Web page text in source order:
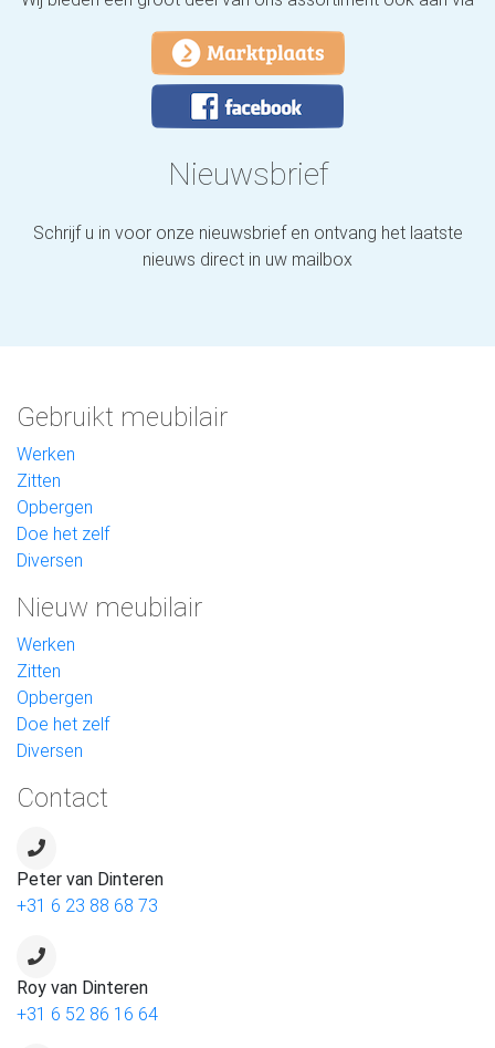
Nieuwsbrief
Schrijf u in voor onze nieuwsbrief en ontvang het laatste
nieuws direct in uw mailbox
Gebruikt meubilair
Werken
Zitten
Opbergen
Doe het zelf
Diversen
Nieuw meubilair
Werken
Zitten
Opbergen
Doe het zelf
Diversen
Contact
Peter van Dinteren
+31 6 23 88 68 73
Roy van Dinteren
+31 6 52 86 16 64